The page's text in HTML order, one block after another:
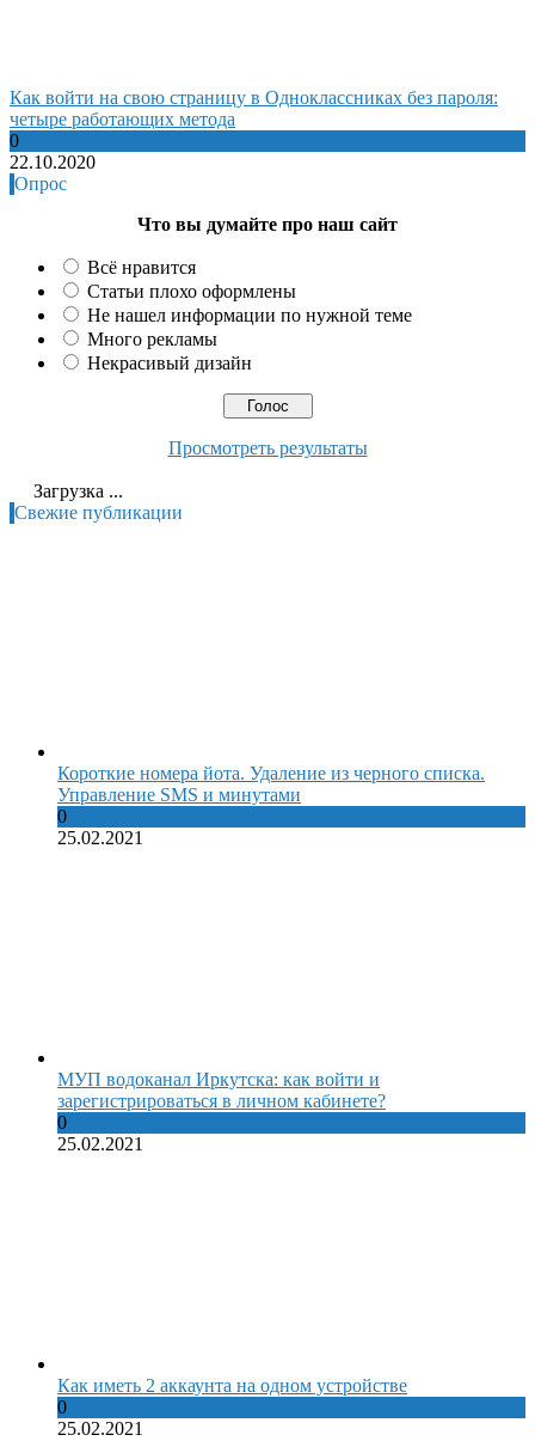
Как войти на свою страницу в Одноклассниках без пароля:
четыре работающих метода
0
22.10.2020
Опрос
Что вы думайте про наш сайт
Всё нравится
Статьи плохо оформлены
Не нашел информации по нужной теме
Много рекламы
Некрасивый дизайн
Просмотреть результаты
Загрузка ...
Свежие публикации
Короткие номера йота. Удаление из черного списка.
Управление SMS и минутами
0
25.02.2021
МУП водоканал Иркутска: как войти и
зарегистрироваться в личном кабинете?
0
25.02.2021
Как иметь 2 аккаунта на одном устройстве
0
25.02.2021